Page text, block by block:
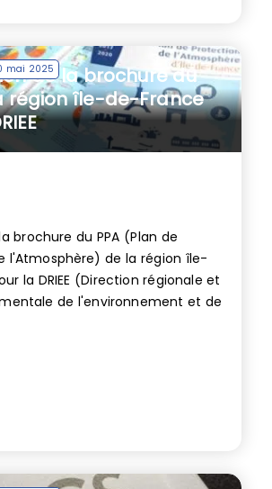
mai 2025de la brochure du
région île-de-France
brochure du PPA (Plan de
l'Atmosphère) de la région île-
la DRIEE (Direction régionale et
de l'environnement et de